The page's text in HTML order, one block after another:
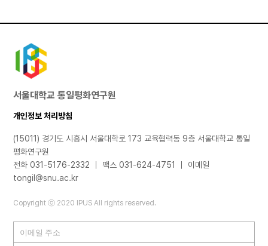
서울대학교 통일평화연구원
개인정보 처리방침
(15011) 경기도 시흥시 서울대학로 173 교육협력동 9층 서울대학교 통일
평화연구원
전화 031-5176-2332 ｜ 팩스 031-624-4751 ｜ 이메일
tongil@snu.ac.kr
Copyright ⓒ 2020 IPUS All rights reserved.